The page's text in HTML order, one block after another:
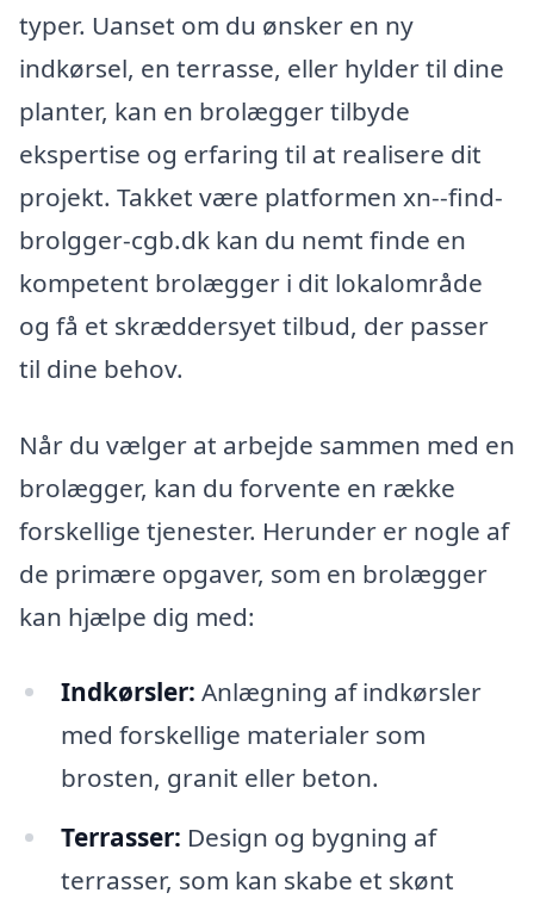
typer. Uanset om du ønsker en ny
indkørsel, en terrasse, eller hylder til dine
planter, kan en brolægger tilbyde
ekspertise og erfaring til at realisere dit
projekt. Takket være platformen xn--find-
brolgger-cgb.dk kan du nemt finde en
kompetent brolægger i dit lokalområde
og få et skræddersyet tilbud, der passer
til dine behov.
Når du vælger at arbejde sammen med en
brolægger, kan du forvente en række
forskellige tjenester. Herunder er nogle af
de primære opgaver, som en brolægger
kan hjælpe dig med:
Indkørsler: Anlægning af indkørsler
med forskellige materialer som
brosten, granit eller beton.
Terrasser: Design og bygning af
terrasser, som kan skabe et skønt